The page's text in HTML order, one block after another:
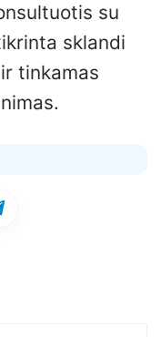
su
sklandi
tinkamas